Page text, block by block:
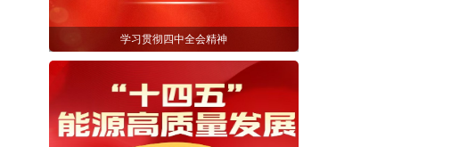
学习贯彻四中全会精神